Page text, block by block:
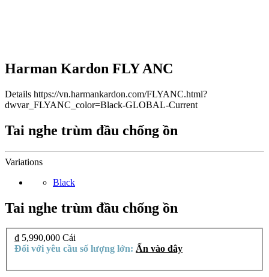
Harman Kardon FLY ANC
Details https://vn.harmankardon.com/FLYANC.html?
dwvar_FLYANC_color=Black-GLOBAL-Current
Tai nghe trùm đầu chống ồn
Variations
Black
Tai nghe trùm đầu chống ồn
₫ 5,990,000 Cái
Đối với yêu cầu số lượng lớn: Ấn vào đây